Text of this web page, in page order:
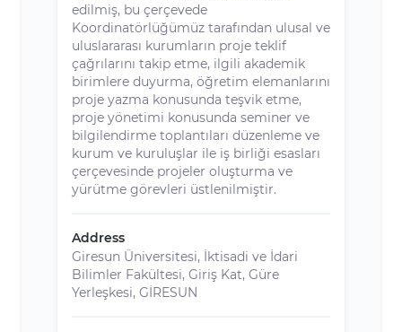
edilmiş, bu çerçevede
Koordinatörlüğümüz tarafından ulusal ve
uluslararası kurumların proje teklif
çağrılarını takip etme, ilgili akademik
birimlere duyurma, öğretim elemanlarını
proje yazma konusunda teşvik etme,
proje yönetimi konusunda seminer ve
bilgilendirme toplantıları düzenleme ve
kurum ve kuruluşlar ile iş birliği esasları
çerçevesinde projeler oluşturma ve
yürütme görevleri üstlenilmiştir.
Address
Giresun Üniversitesi, İktisadi ve İdari
Bilimler Fakültesi, Giriş Kat, Güre
Yerleşkesi, GİRESUN